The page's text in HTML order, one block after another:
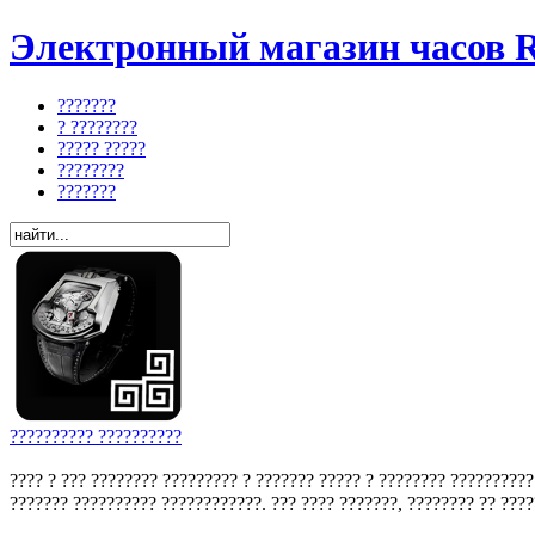
Электронный магазин часов
???????
? ????????
????? ?????
????????
???????
?????????? ??????????
???? ? ??? ???????? ????????? ? ??????? ????? ? ????????
??????? ?????????? ????????????. ??? ???? ???????, ???????? ??